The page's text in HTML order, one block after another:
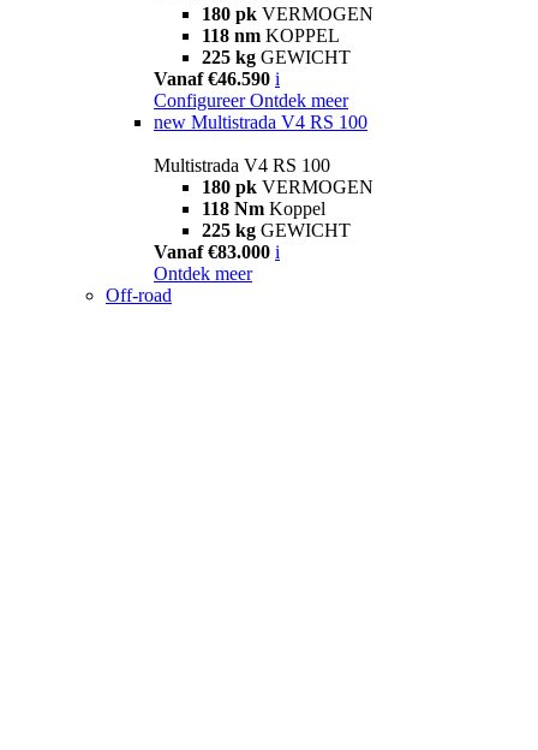
180 pk VERMOGEN
118 nm KOPPEL
225 kg GEWICHT
Vanaf €46.590 i
Configureer Ontdek meer
new Multistrada V4 RS 100
Multistrada V4 RS 100
180 pk VERMOGEN
118 Nm Koppel
225 kg GEWICHT
Vanaf €83.000 i
Ontdek meer
Off-road